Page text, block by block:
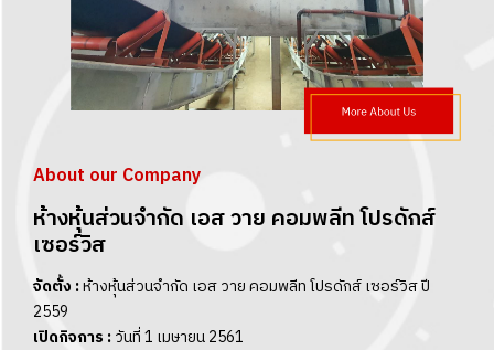
About our Company
ห้างหุ้นส่วนจำกัด เอส วาย คอมพลีท โปรดักส์
เซอร์วิส
จัดตั้ง :ห้างหุ้นส่วนจำกัด เอส วาย คอมพลีท โปรดักส์ เซอร์วิส ปี
2559
เปิดกิจการ :วันที่ 1 เมษายน 2561